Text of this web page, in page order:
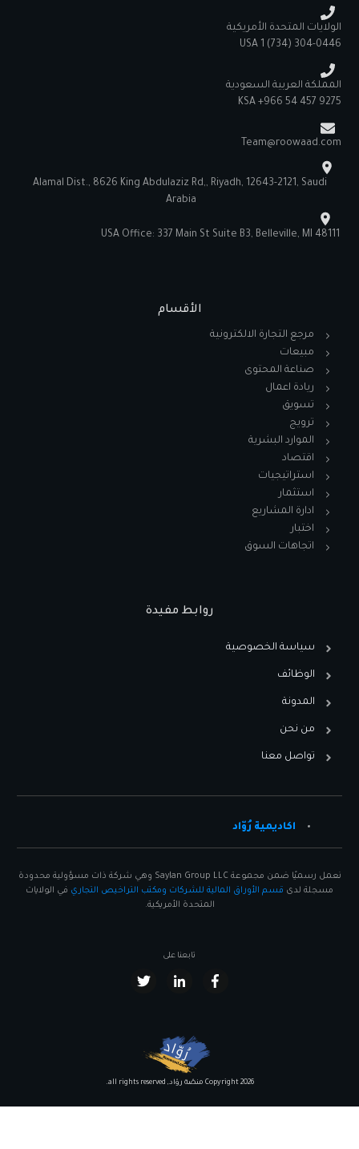
روابط مفيدة
سياسة الخصوصية
الوظائف
المدونة
من نحن
تواصل معنا
اكاديمية رُوّاد
نعمل رسميًا ضمن مجموعة Saylan Group LLC وهي شركة ذات مسؤولية محدودة
مسجلة لدىقسم الأوراق المالية للشركات ومكتب التراخيص التجاريفي الولايات
المتحدة الأمريكية.
الأقسام
مرجع التجارة الالكترونية
مبيعات
صناعة المحتوى
ريادة اعمال
تسويق
ترويج
الموارد البشرية
اقتصاد
استراتيجيات
استثمار
ادارة المشاريع
اختبار
اتجاهات السوق
الولايات المتحدة الأمريكية
‪USA 1 ‪(734) 304-0446‬
المملكة العربية السعودية
KSA +966 54 457 9275
Team@roowaad.com
Alamal Dist., 8626 King Abdulaziz Rd,, Riyadh, 12643-2121, Saudi
Arabia
USA Office: 337 Main St Suite B3, Belleville, MI 48111
تابعنا على
Copyright2026 منصّة روّاد , all rights reserved.